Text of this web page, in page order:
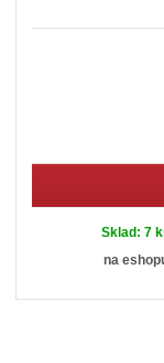
Sklad:7
na